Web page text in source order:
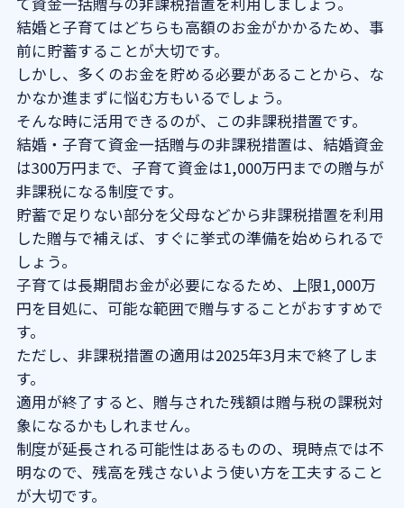
結婚と子育てはどちらも高額のお金がかかるため、事
前に貯蓄することが大切です。
しかし、多くのお金を貯める必要があることから、な
かなか進まずに悩む方もいるでしょう。
そんな時に活用できるのが、この非課税措置です。
結婚・子育て資金一括贈与の非課税措置は、結婚資金
は300万円まで、子育て資金は1,000万円までの贈与が
非課税になる制度です。
貯蓄で足りない部分を父母などから非課税措置を利用
した贈与で補えば、すぐに挙式の準備を始められるで
しょう。
子育ては長期間お金が必要になるため、上限1,000万
円を目処に、可能な範囲で贈与することがおすすめで
す。
ただし、非課税措置の適用は2025年3月末で終了しま
す。
適用が終了すると、贈与された残額は贈与税の課税対
象になるかもしれません。
制度が延長される可能性はあるものの、現時点では不
明なので、残高を残さないよう使い方を工夫すること
が大切です。